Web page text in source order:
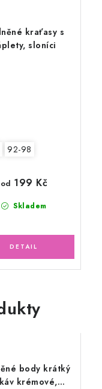
kraťasy s
sloníci
92-98
Skladem
od 199 Kč
body krátký
krémové,